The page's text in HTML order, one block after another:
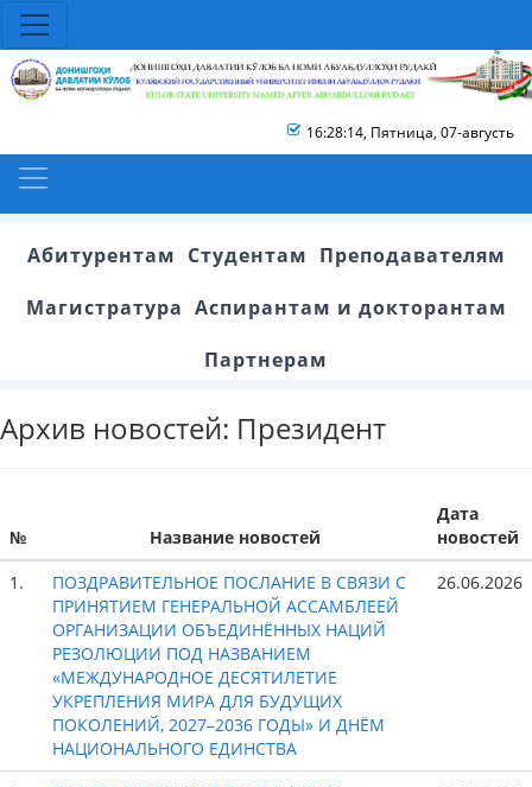
16:28:15, Пятница, 07-августь
Абитурентам Студентам Преподавателям
Магистратура Аспирантам и докторантам
Партнерам
Архив новостей: Президент
№ Название новостей
Дата
новостей
1.
ПОЗДРАВИТЕЛЬНОЕ ПОСЛАНИЕ В СВЯЗИ С
ПРИНЯТИЕМ ГЕНЕРАЛЬНОЙ АССАМБЛЕЕЙ
ОРГАНИЗАЦИИ ОБЪЕДИНЁННЫХ НАЦИЙ
РЕЗОЛЮЦИИ ПОД НАЗВАНИЕМ
«МЕЖДУНАРОДНОЕ ДЕСЯТИЛЕТИЕ
УКРЕПЛЕНИЯ МИРА ДЛЯ БУДУЩИХ
ПОКОЛЕНИЙ, 2027–2036 ГОДЫ» И ДНЁМ
НАЦИОНАЛЬНОГО ЕДИНСТВА
26.06.2026